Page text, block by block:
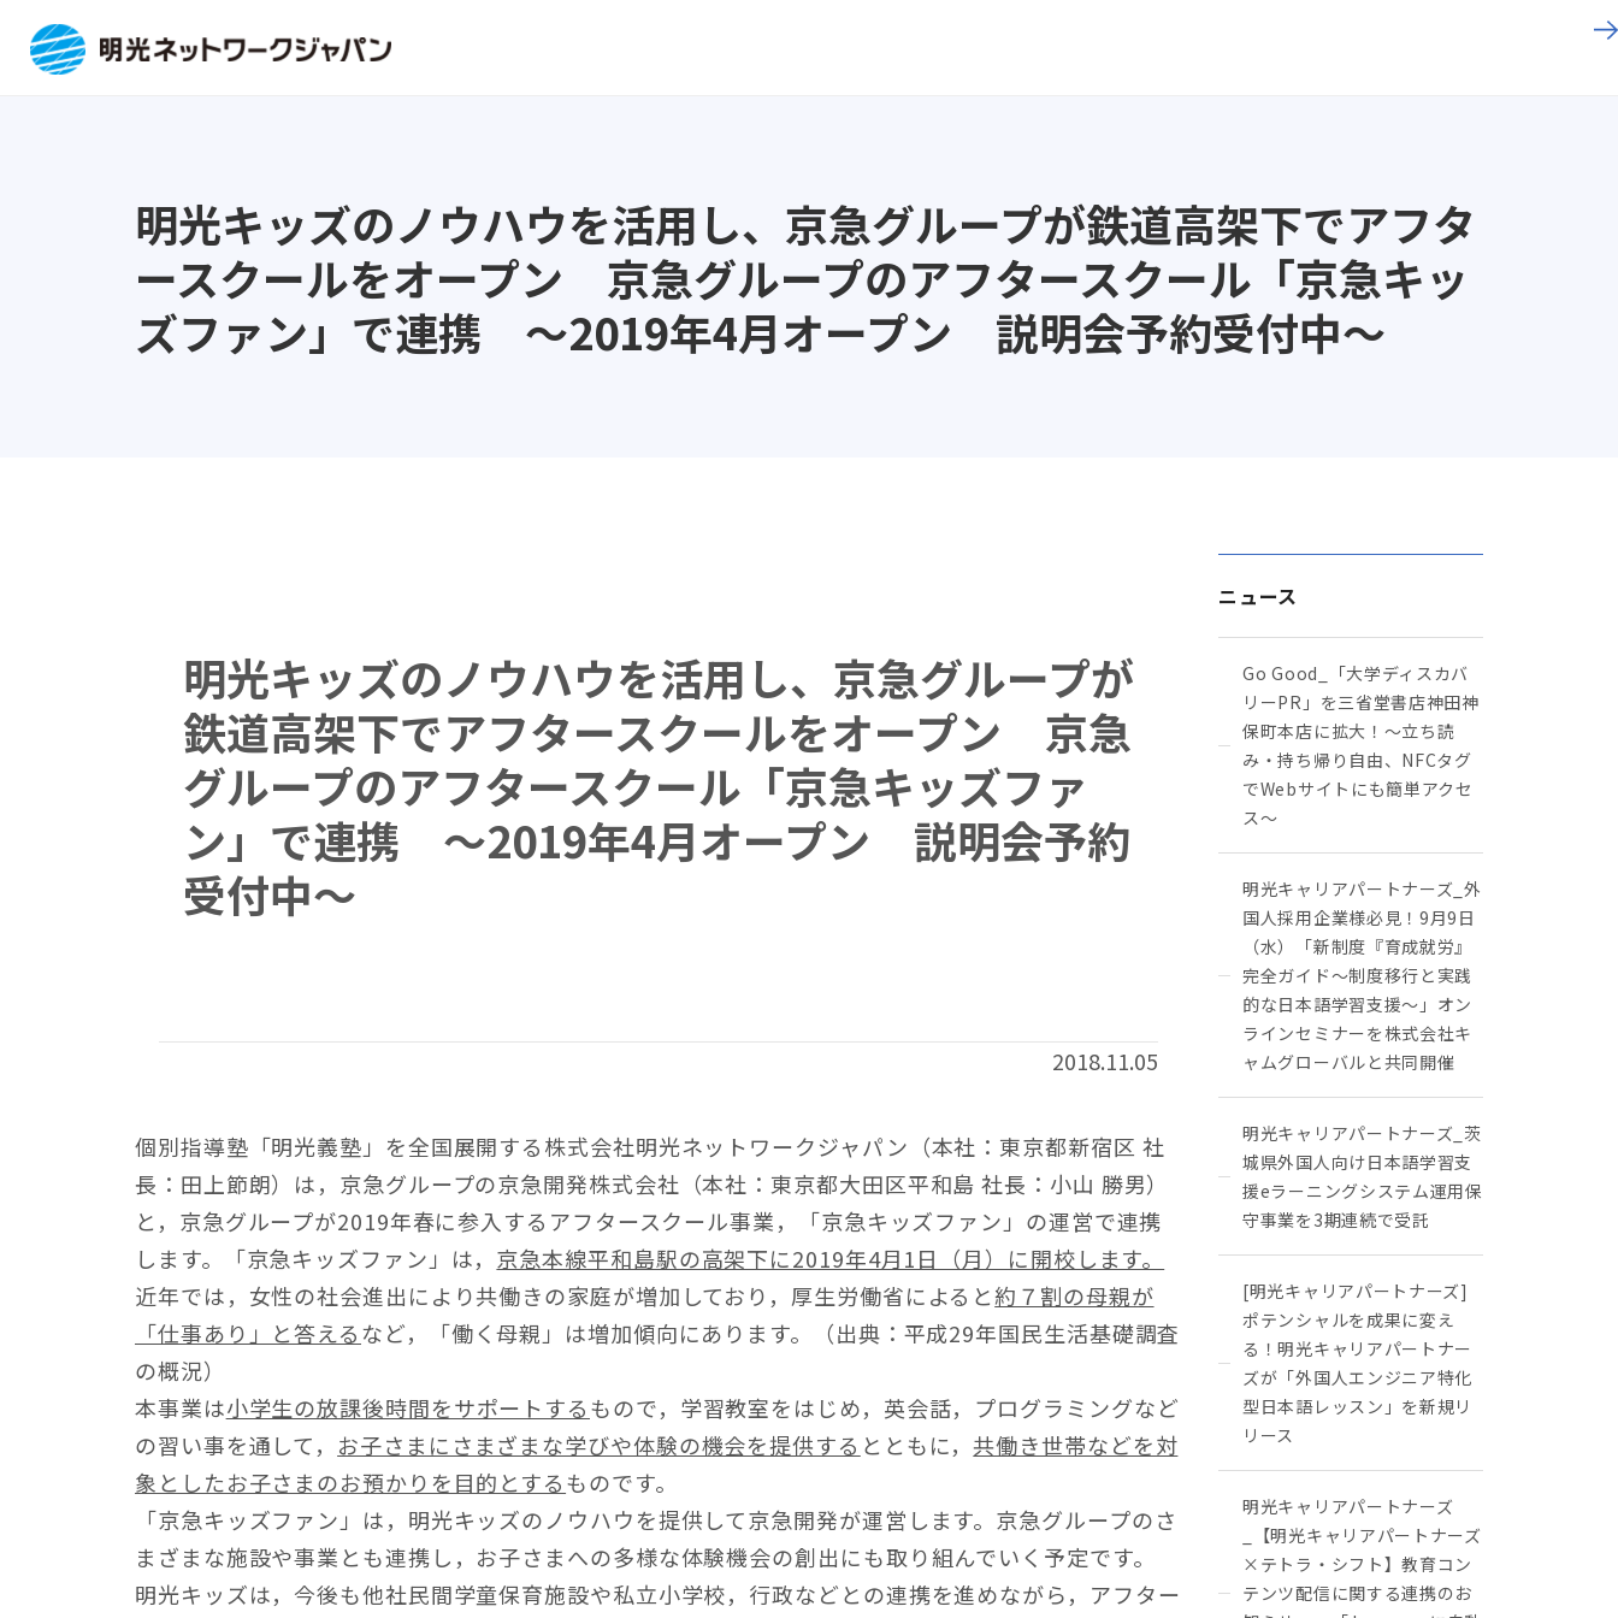
明光キッズのノウハウを活用し、京急グループが鉄道高架下でアフタ
ースクールをオープン 京急グループのアフタースクール「京急キッ
ズファン」で連携 ～2019年4月オープン 説明会予約受付中～
ニュース
Go Good_「大学ディスカバ
リーPR」を三省堂書店神田神
保町本店に拡大！〜立ち読
み・持ち帰り自由、NFCタグ
でWebサイトにも簡単アクセ
ス～
明光キャリアパートナーズ_外
国人採用企業様必見！9月9日
（水）「新制度『育成就労』
完全ガイド～制度移行と実践
的な日本語学習支援～」オン
ラインセミナーを株式会社キ
ャムグローバルと共同開催
明光キャリアパートナーズ_茨
城県外国人向け日本語学習支
援eラーニングシステム運用保
守事業を3期連続で受託
[明光キャリアパートナーズ]
ポテンシャルを成果に変え
る！明光キャリアパートナー
ズが「外国人エンジニア特化
型日本語レッスン」を新規リ
リース
明光キャリアパートナーズ
_【明光キャリアパートナーズ
×テトラ・シフト】教育コン
テンツ配信に関する連携のお
明光キッズのノウハウを活用し、京急グループが
鉄道高架下でアフタースクールをオープン 京急
グループのアフタースクール「京急キッズファ
ン」で連携 ～2019年4月オープン 説明会予約
受付中～
2018.11.05
個別指導塾「明光義塾」を全国展開する株式会社明光ネットワークジャパン（本社：東京都新宿区 社
長：田上節朗）は，京急グループの京急開発株式会社（本社：東京都大田区平和島 社長：小山 勝男）
と，京急グループが2019年春に参入するアフタースクール事業，「京急キッズファン」の運営で連携
します。「京急キッズファン」は， 京急本線平和島駅の高架下に2019年4月1日（月）に開校します。
近年では，女性の社会進出により共働きの家庭が増加しており，厚生労働省によると約７割の母親が
「仕事あり」と答えるなど，「働く母親」は増加傾向にあります。（出典：平成29年国民生活基礎調査
の概況）
本事業は小学生の放課後時間をサポートするもので，学習教室をはじめ，英会話，プログラミングなど
の習い事を通して， お子さまにさまざまな学びや体験の機会を提供する とともに，共働き世帯などを対
象としたお子さまのお預かりを目的とするものです。
「京急キッズファン」は，明光キッズのノウハウを提供して京急開発が運営します。京急グループのさ
まざまな施設や事業とも連携し，お子さまへの多様な体験機会の創出にも取り組んでいく予定です。
明光キッズは，今後も他社民間学童保育施設や私立小学校，行政などとの連携を進めながら，アフター